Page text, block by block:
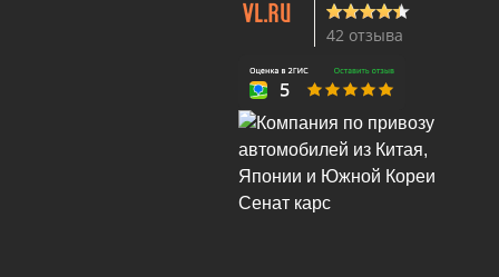
42 отзыва